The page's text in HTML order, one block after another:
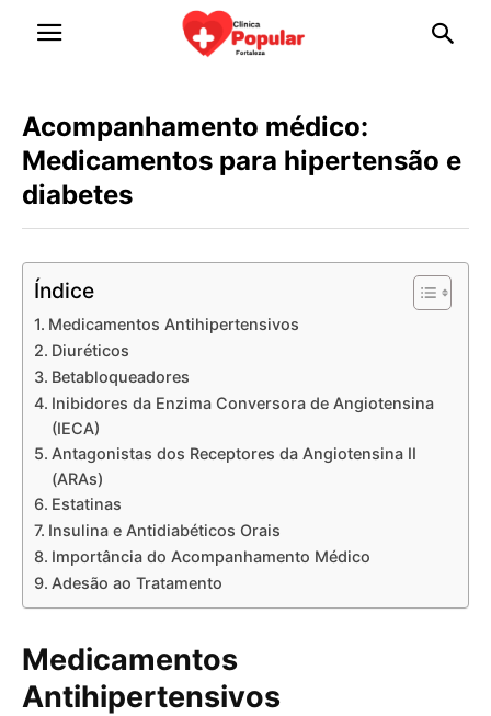
Acompanhamento médico:
Medicamentos para hipertensão e
diabetes
Índice
Medicamentos Antihipertensivos
Diuréticos
Betabloqueadores
Inibidores da Enzima Conversora de Angiotensina
(IECA)
Antagonistas dos Receptores da Angiotensina II
(ARAs)
Estatinas
Insulina e Antidiabéticos Orais
Importância do Acompanhamento Médico
Adesão ao Tratamento
Medicamentos
Antihipertensivos